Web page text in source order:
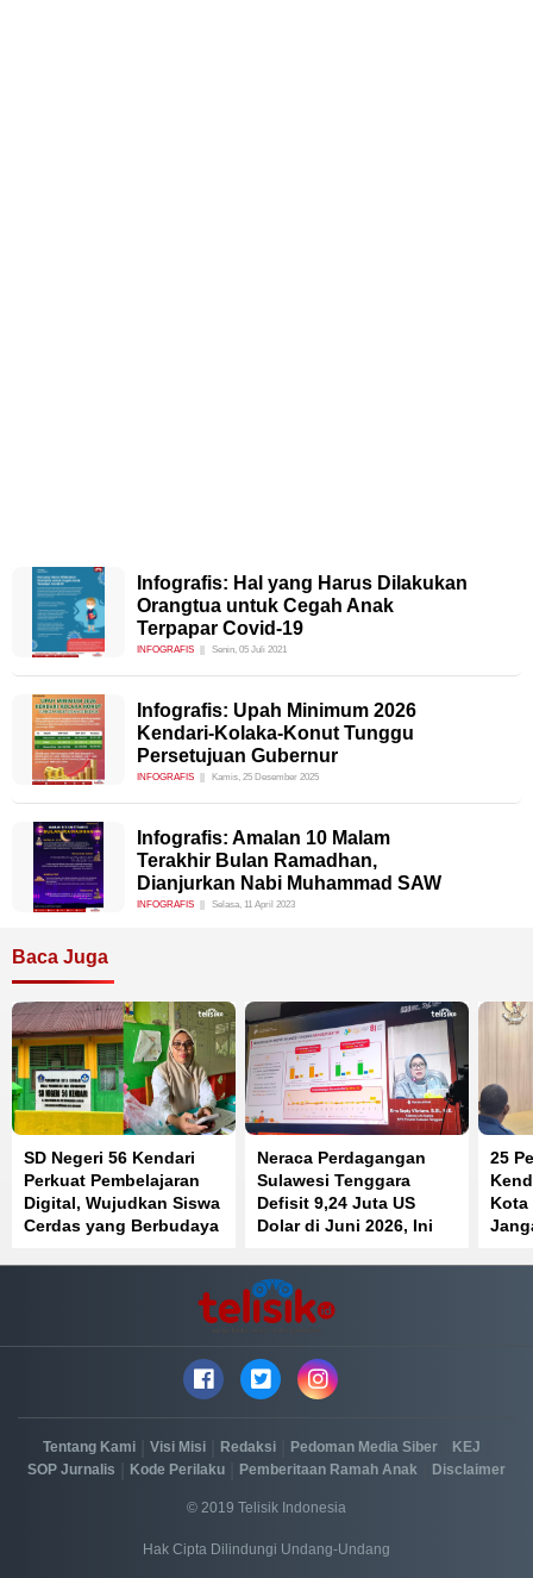
Infografis: Hal yang Harus Dilakukan
Orangtua untuk Cegah Anak
Terpapar Covid-19
INFOGRAFIS Senin, 05 Juli 2021
Infografis: Upah Minimum 2026
Kendari-Kolaka-Konut Tunggu
Persetujuan Gubernur
INFOGRAFIS Kamis, 25 Desember 2025
Infografis: Amalan 10 Malam
Terakhir Bulan Ramadhan,
Dianjurkan Nabi Muhammad SAW
INFOGRAFIS Selasa, 11 April 2023
Baca Juga
SD Negeri 56 Kendari
Perkuat Pembelajaran
Digital, Wujudkan Siswa
Cerdas yang Berbudaya
Neraca Perdagangan
Sulawesi Tenggara
Defisit 9,24 Juta US
Dolar di Juni 2026, Ini
25
Kota
Tentang Kami Visi Misi Redaksi Pedoman Media Siber KEJ
SOP Jurnalis Kode Perilaku Pemberitaan Ramah Anak Disclaimer
© 2019 Telisik Indonesia
Hak Cipta Dilindungi Undang-Undang